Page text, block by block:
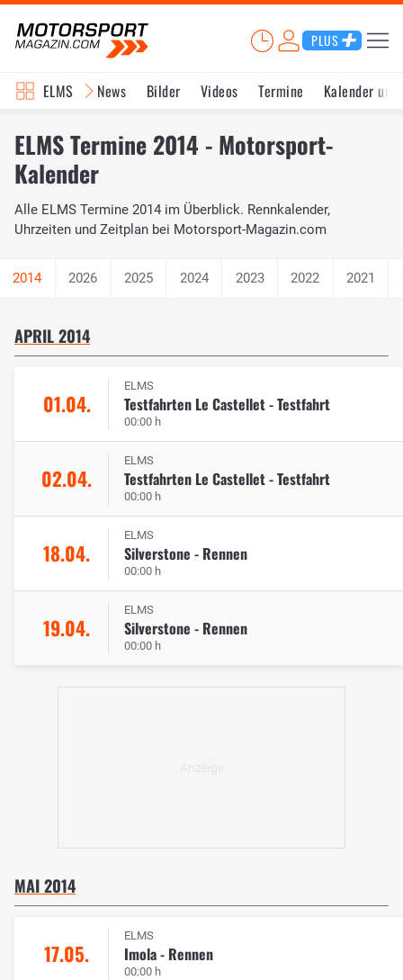
PLUS
ELMS News Bilder Videos Termine Kalender
ELMS Termine 2014 - Motorsport-
Kalender
Alle ELMS Termine 2014 im Überblick. Rennkalender,
Uhrzeiten und Zeitplan bei Motorsport-Magazin.com
2026 2025 2024 2023 2022 2021
APRIL 2014
01.04.
ELMS
Testfahrten Le Castellet - Testfahrt
00:00 h
02.04.
ELMS
Testfahrten Le Castellet - Testfahrt
00:00 h
18.04.
ELMS
Silverstone - Rennen
00:00 h
19.04.
ELMS
Silverstone - Rennen
00:00 h
MAI 2014
17.05.
ELMS
Imola - Rennen
00:00 h